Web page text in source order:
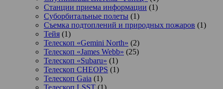
Станции приема информации (1)
Суборбитальные полеты (1)
Съемка подтоплений и природных пожаров (1)
Тейя (1)
Телескоп «Gemini North» (2)
Телескоп «James Webb» (25)
Телескоп «Subaru» (1)
Телескоп CHEOPS (1)
Телескоп Gaia (1)
Телескоп LSST (1)